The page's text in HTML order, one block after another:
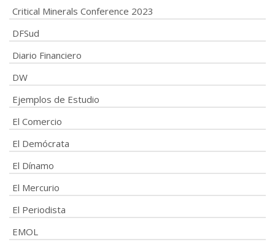
Critical Minerals Conference 2023
DFSud
Diario Financiero
DW
Ejemplos de Estudio
El Comercio
El Demócrata
El Dínamo
El Mercurio
El Periodista
EMOL